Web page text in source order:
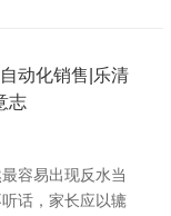
动化销售|乐清
志
容易出现反水当
话，家长应以辘